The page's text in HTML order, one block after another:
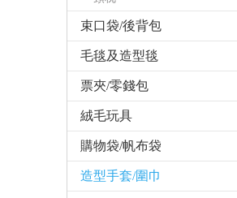
束口袋/後背包
毛毯及造型毯
票夾/零錢包
絨毛玩具
購物袋/帆布袋
造型手套/圍巾